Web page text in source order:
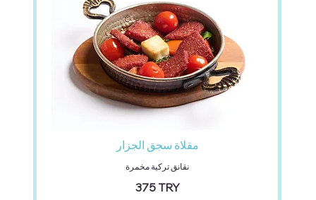
مقلاة سجق الجزار
نقانق تركية مخمرة
‏375 TRY